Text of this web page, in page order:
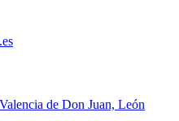
de Don Juan, León